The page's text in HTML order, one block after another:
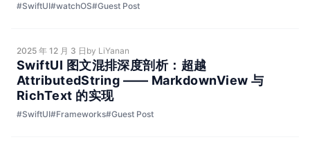
#SwiftUI#watchOS#Guest Post
2025 年 12 月 3 日 by LiYanan
SwiftUI 图文混排深度剖析：超越
AttributedString —— MarkdownView 与
RichText 的实现
#SwiftUI#Frameworks#Guest Post